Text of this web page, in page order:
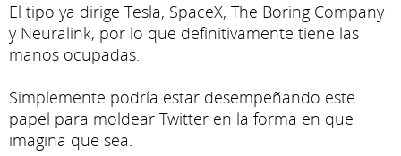
El tipo ya dirige Tesla, SpaceX, The Boring Company
y Neuralink, por lo que definitivamente tiene las
manos ocupadas.
Simplemente podría estar desempeñando este
papel para moldear Twitter en la forma en que
imagina que sea.